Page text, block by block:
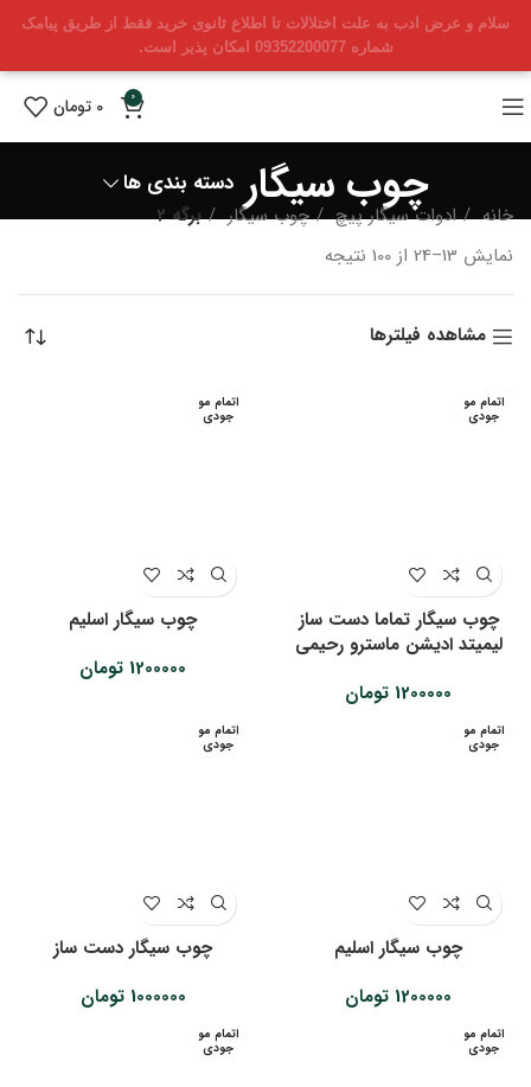
سلام و عرض ادب به علت اختلالات تا اطلاع ثانوی خرید فقط از طریق پیامک
شماره 09352200077 امکان پذیر است.
0
0 تومان
چوب سیگار دسته بندی ها
خانه ادوات سیگار پیچ چوب سیگار
برگه 2
نمایش 13–24 از 100 نتیجه
مشاهده فیلترها
اتمام مو
جودی
چوب سیگار تماما دست ساز
لیمیتد ادیشن ماسترو رحیمی
1200000 تومان
اتمام مو
جودی
چوب سیگار اسلیم
1200000 تومان
اتمام مو
جودی
چوب سیگار اسلیم
1200000 تومان
اتمام مو
جودی
چوب سیگار دست ساز
1000000 تومان
اتمام مو
جودی
اتمام مو
جودی